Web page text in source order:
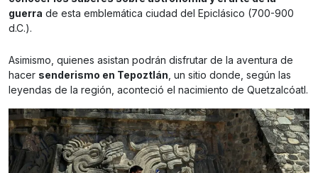
guerra de esta emblemática ciudad del Epiclásico (700-900
d.C.).
Asimismo, quienes asistan podrán disfrutar de la aventura de
hacer senderismo en Tepoztlán, un sitio donde, según las
leyendas de la región, aconteció el nacimiento de Quetzalcóatl.